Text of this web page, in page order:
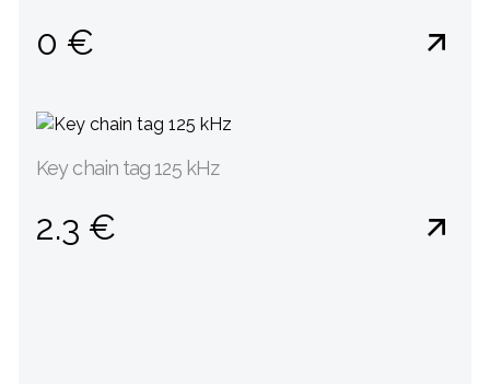
0 €
Key chain tag 125 kHz
2.3 €